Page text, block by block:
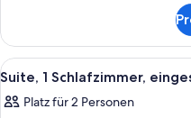
with
Oceanfront
View
anzeigen
Floor
Junior
Studio
with
Alle
Fotos
für
7
Suite, 1 Schlafzimmer,
Platz für 2 Personen